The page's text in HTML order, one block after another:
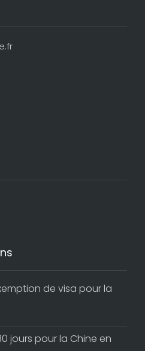
de visa pour la
jours pour la Chine en